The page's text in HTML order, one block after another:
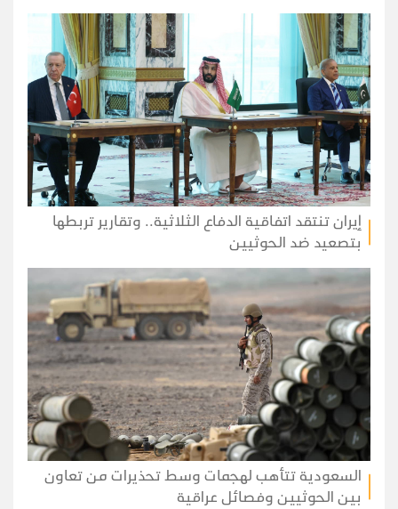
إيران تنتقد اتفاقية الدفاع الثلاثية.. وتقارير تربطها
بتصعيد ضد الحوثيين
السعودية تتأهب لهجمات وسط تحذيرات من تعاون
بين الحوثيين وفصائل عراقية